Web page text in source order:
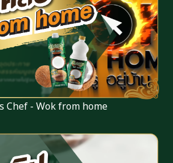
Chef - Wok from home